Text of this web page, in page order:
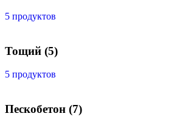
5 продуктов
Тощий (5)
5 продуктов
Пескобетон (7)